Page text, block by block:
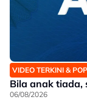
VIDEO TERKINI &
Bila anak tiada,
06/08/2026